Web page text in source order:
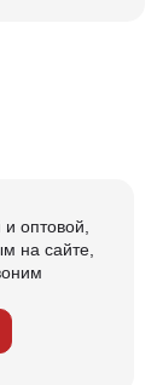
оптовой,
на сайте,